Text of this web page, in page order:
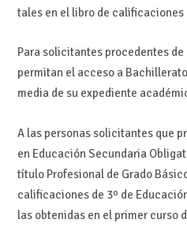
tales en el libro de calificaciones
Para solicitantes procedentes de
permitan el acceso a
media de su expediente
A las personas solicitantes que
en Educación Secundaria
título Profesional de Grado
calificaciones de 3º de
las obtenidas en el primer curso